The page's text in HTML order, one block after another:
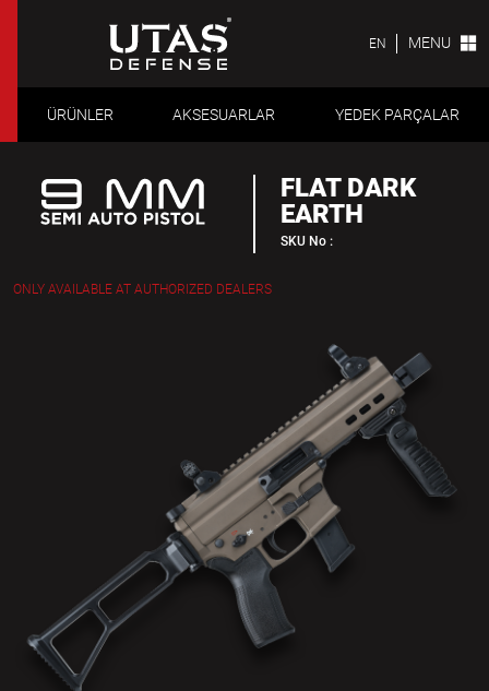
EN MENU
ÜRÜNLER AKSESUARLAR YEDEK PARÇALAR
FLAT DARK
EARTH
SKU No :
ONLY AVAILABLE AT AUTHORIZED DEALERS